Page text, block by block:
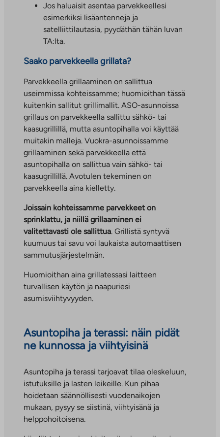
Jos haluaisit asentaa parvekkeellesi
esimerkiksi lisäantenneja ja
satelliittilautasia, pyydäthän tähän luvan
TA:lta.
Saako parvekkeella grillata?
Parvekkeella grillaaminen on sallittua
useimmissa kohteissamme; huomioithan tässä
kuitenkin sallitut grillimallit. ASO-asunnoissa
grillaus on parvekkeella sallittu sähkö- tai
kaasugrillillä, mutta asuntopihalla voi käyttää
muitakin malleja. Vuokra-asunnoissamme
grillaaminen sekä parvekkeella että
asuntopihalla on sallittua vain sähkö- tai
kaasugrillillä. Avotulen tekeminen on
parvekkeella aina kielletty.
Joissain kohteissamme parvekkeet on
sprinklattu, ja niillä grillaaminen ei
valitettavasti ole sallittua. Grillistä syntyvä
kuumuus tai savu voi laukaista automaattisen
sammutusjärjestelmän.
Huomioithan aina grillatessasi laitteen
turvallisen käytön ja naapuriesi
asumisviihtyvyyden.
Asuntopiha ja terassi: näin pidät
ne kunnossa ja viihtyisinä
Asuntopiha ja terassi tarjoavat tilaa oleskeluun,
istutuksille ja lasten leikeille. Kun pihaa
hoidetaan säännöllisesti vuodenaikojen
mukaan, pysyy se siistinä, viihtyisänä ja
helppohoitoisena.